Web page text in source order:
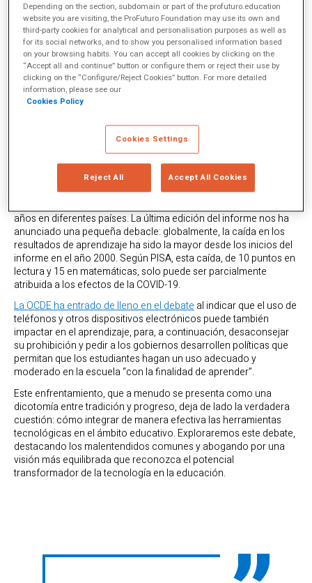
En medio de una revolución tecnológica que está poniendo
patas arriba todos los cimientos de nuestra sociedad, el sector
educativo vive momentos convulsos. La velocidad y la
profundidad de los cambios, quizás los más grandes que hemos
vivido en los últimos siglos, asusta y sirve un terreno abonado en
el que la demagogia y el discurso irreflexivo campan a sus
mágico para otros, la tecnología en educación se ha convertido
en objeto de intenso debate en los últimos meses.
En medio de todo esto,el Informe PISA(Programa Internacional
para la Evaluación de Estudiantes), la prueba educativa más
importante del mundo, promovida por la OCDE y que evalúa,
años en diferentes países. La última edición del informe nos ha
anunciado una pequeña debacle: globalmente, la caída en los
resultados de aprendizaje ha sido la mayor desde los inicios del
informe en el año 2000. Según PISA, esta caída, de 10 puntos en
lectura y 15 en matemáticas, solo puede ser parcialmente
atribuida a los efectos de la COVID-19.
La OCDE ha entrado de lleno en el debateal indicar que el uso de
teléfonos y otros dispositivos electrónicos puede también
impactar en el aprendizaje, para, a continuación, desaconsejar
su prohibición y pedir a los gobiernos desarrollen políticas que
permitan que los estudiantes hagan un uso adecuado y
moderado en la escuela “con la finalidad de aprender”.
Este enfrentamiento, que a menudo se presenta como una
dicotomía entre tradición y progreso, deja de lado la verdadera
cuestión: cómo integrar de manera efectiva las herramientas
tecnológicas en el ámbito educativo. Exploraremos este debate,
destacando los malentendidos comunes y abogando por una
visión más equilibrada que reconozca el potencial
transformador de la tecnología en la educación.
Depending on the section, subdomain or part of the profuturo.education
website you are visiting, the ProFuturo Foundation may use its own and
third-party cookies for analytical and personalisation purposes as well as
for its social networks, and to show you personalised information based
on your browsing habits. You can accept all cookies by clicking on the
“Accept all and continue” button or configure them or reject their use by
clicking on the “Configure/Reject Cookies” button. For more detailed
information, please see our
Cookies Policy
Cookies Settings
Reject All Accept All Cookies